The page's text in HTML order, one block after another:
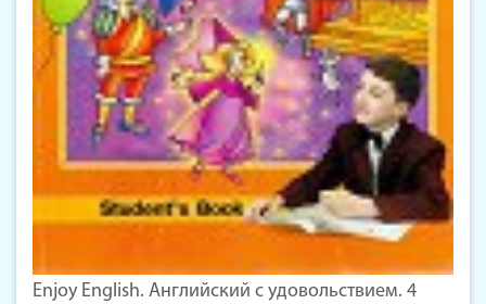
Enjoy English. Английский с удовольствием. 4